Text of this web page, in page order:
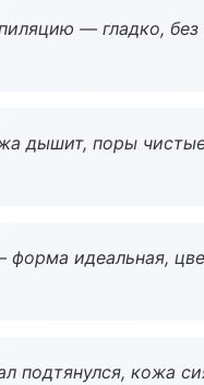
— гладко,
дышит, поры
идеальная,
подтянулся, кожа